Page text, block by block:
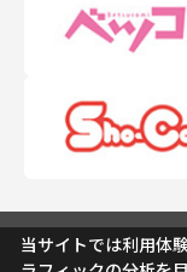
当サイトでは利用体